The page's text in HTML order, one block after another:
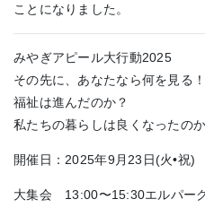
ことになりました。
みやぎアピール大行動2025
その先に、あなたなら何を見る！
福祉は進んだのか？
私たちの暮らしは良くなったの
開催日：2025年9月23日(火•祝)
大集会 13:00〜15:30エルパ